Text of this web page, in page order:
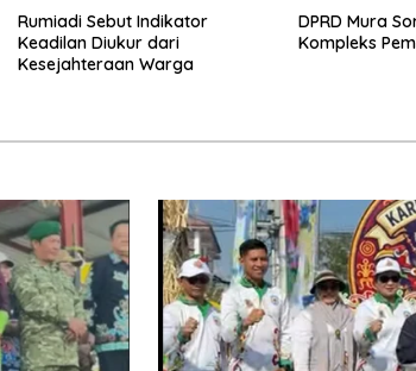
Rumiadi Sebut Indikator
Keadilan Diukur dari
Kesejahteraan Warga
DPRD Mura
Kompleks